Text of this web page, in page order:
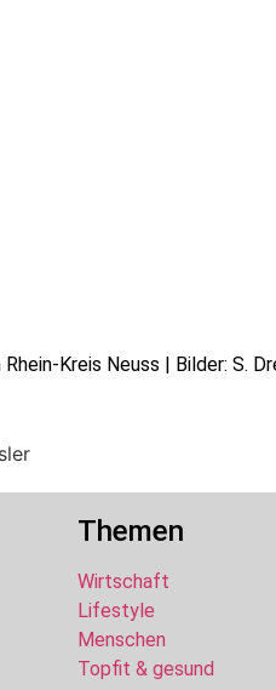
Kreis Neuss | Bilder: S.
Themen
Wirtschaft
Lifestyle
Menschen
Topfit & gesund